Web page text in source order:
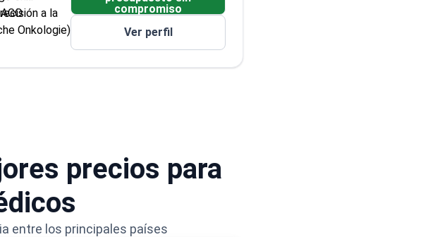
precios para
entre los principales países
a la
Onkologie)
cirugía
compromiso
Ver perfil